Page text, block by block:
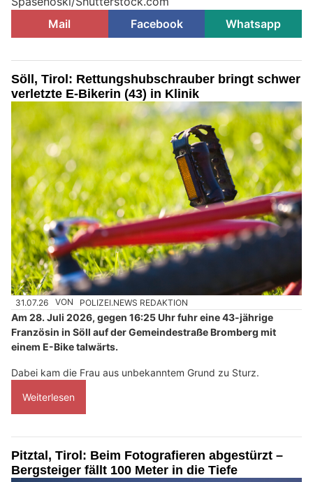
Mail
Facebook Whatsapp
Söll, Tirol: Rettungshubschrauber bringt schwer
verletzte E-Bikerin (43) in Klinik
31.07.26 VON POLIZEI.NEWS REDAKTION
Am 28. Juli 2026, gegen 16:25 Uhr fuhr eine 43-jährige
Französin in Söll auf der Gemeindestraße Bromberg mit
einem E-Bike talwärts.
Dabei kam die Frau aus unbekanntem Grund zu Sturz.
Weiterlesen
Pitztal, Tirol: Beim Fotografieren abgestürzt –
Bergsteiger fällt 100 Meter in die Tiefe